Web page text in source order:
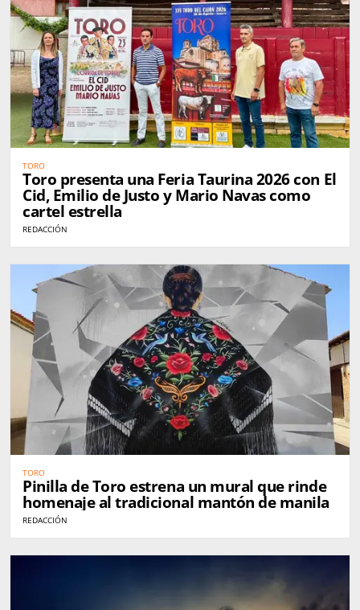
TORO
Toro presenta una Feria Taurina 2026 con El
Cid, Emilio de Justo y Mario Navas como
cartel estrella
REDACCIÓN
TORO
Pinilla de Toro estrena un mural que rinde
homenaje al tradicional mantón de manila
REDACCIÓN